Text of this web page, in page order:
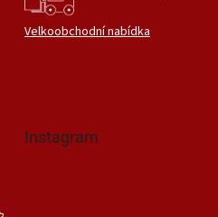
Velkoobchodní nabídka
Instagram